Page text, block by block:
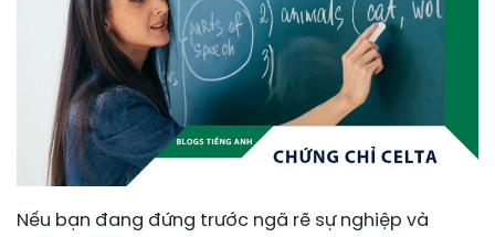
Nếu bạn đang đứng trước ngã rẽ sự nghiệp và